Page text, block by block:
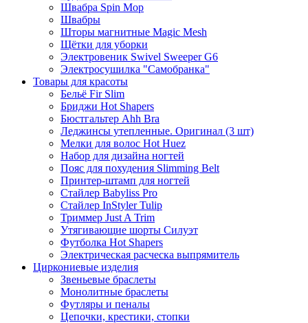
Швабра Spin Mop
Швабры
Шторы магнитные Magic Mesh
Щётки для уборки
Электровеник Swivel Sweeper G6
Электросушилка "Самобранка"
Товары для красоты
Бельё Fir Slim
Бриджи Hot Shapers
Бюстгальтер Ahh Bra
Леджинсы утепленные. Оригинал (3 шт)
Мелки для волос Hot Huez
Набор для дизайна ногтей
Пояс для похудения Slimming Belt
Принтер-штамп для ногтей
Стайлер Babyliss Pro
Стайлер InStyler Tulip
Триммер Just A Trim
Утягивающие шорты Силуэт
Футболка Hot Shapers
Электрическая расческа выпрямитель
Циркониевые изделия
Звеньевые браслеты
Монолитные браслеты
Футляры и пеналы
Цепочки, крестики, стопки